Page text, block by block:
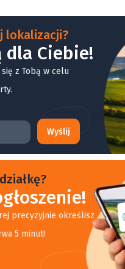
lokalizacji?
dla Ciebie!
z Tobą w celu
Wyślij
precyzyjnie określisz
5 minut!